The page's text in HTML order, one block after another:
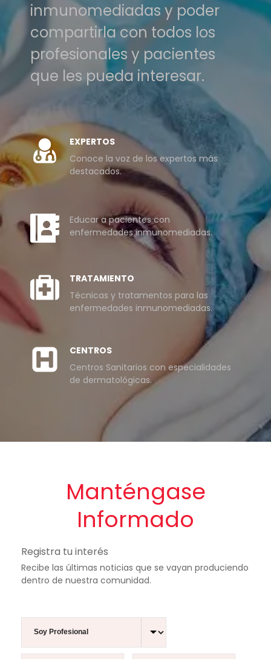
inmunomediadas y poder
compartirla con todos los
profesionales y pacientes
que les pueda interesar.
EXPERTOS
Conoce la voz de los expertos más
destacados.
Educar a pacientes con
enfermedades inmunomediadas.
TRATAMIENTO
Técnicas y tratamentos para las
enfermedades inmunomediadas.
CENTROS
Centros Sanitarios con especialidades
de dermatológicas.
Manténgase
Informado
Registra tu interés
Recibe las últimas noticias que se vayan produciendo
dentro de nuestra comunidad.